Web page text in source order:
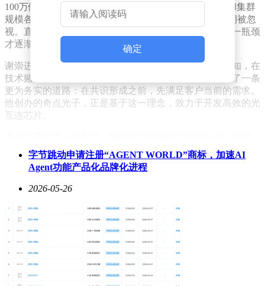
100万倍。业内人士普遍认为，单芯片性能、互联技术和集群
规模各需提升100倍。然而，GPU之间的连接问题却长期被忽
视。直到英伟达等巨头开始大规模投资光通信领域，这一瓶颈
才逐渐浮出水面。
谢崇进并未盲目跟风押注光互连与电互连的优劣。他深知，在
技术赌局中，没有人能给出确切的答案。因此，他选择了一条
更为务实的道路：在共识形成之前，先满足客户当前的需求。
他创办的奇点光子，正是基于这一理念，致力于开发高效的光
互连芯片。
芯片，体积仅为原来的十分之一。这一创新不仅解决了空间问
题，还大幅降低了功耗和延迟。然而，谢崇进对光互连的未来
持谨慎态度。他认为，技术终局尚不明朗，当前最重要的是做
好眼前的事情。
过去十年，互联网流量的爆发式增长离不开光通信技术的支
撑。光通信单波长速率从10G提升至1.6T，增长了160倍。相
比之下，芯片原始计算性能增长了6万倍，而传统电互连的带
宽仅增长了30倍。这一差距，使得光互连在AI算力时代的重
随着AGI对算力的需求持续增长，单颗芯片的性能已难以满足
确定
字节跳动申请注册“AGENT WORLD”商标，加速AI
Agent功能产品化品牌化进程
2026-05-26